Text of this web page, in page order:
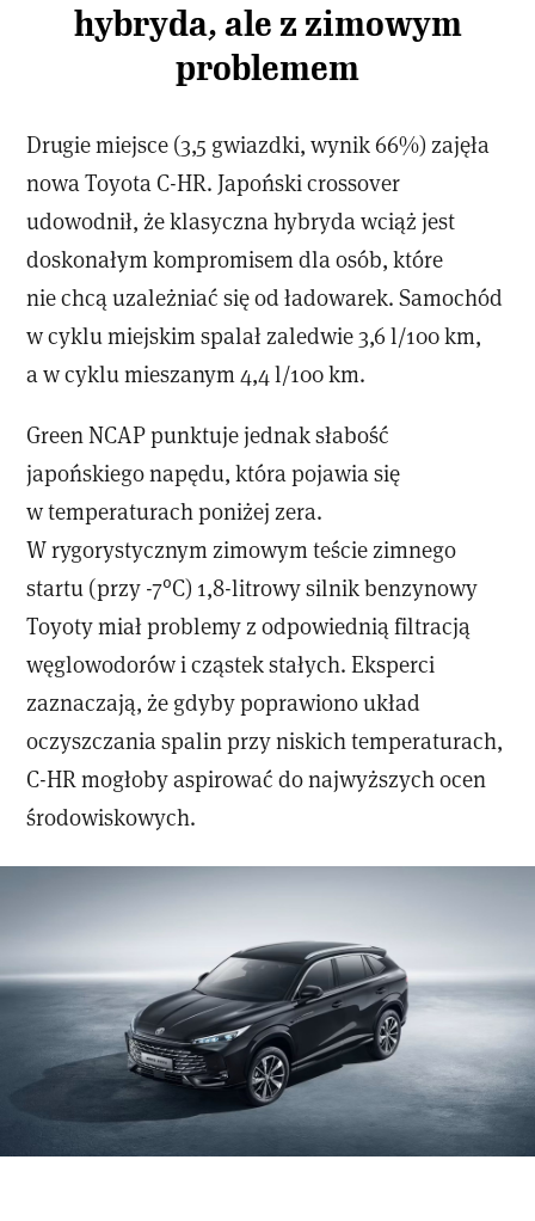
hybryda, ale z zimowym
problemem
Drugie miejsce (3,5 gwiazdki, wynik 66%) zajęła
nowa Toyota C-HR. Japoński crossover
udowodnił, że klasyczna hybryda wciąż jest
doskonałym kompromisem dla osób, które
nie chcą uzależniać się od ładowarek. Samochód
w cyklu miejskim spalał zaledwie 3,6 l/100 km,
a w cyklu mieszanym 4,4 l/100 km.
Green NCAP punktuje jednak słabość
japońskiego napędu, która pojawia się
w temperaturach poniżej zera.
W rygorystycznym zimowym teście zimnego
startu (przy -7°C) 1,8-litrowy silnik benzynowy
Toyoty miał problemy z odpowiednią filtracją
węglowodorów i cząstek stałych. Eksperci
zaznaczają, że gdyby poprawiono układ
oczyszczania spalin przy niskich temperaturach,
C-HR mogłoby aspirować do najwyższych ocen
środowiskowych.